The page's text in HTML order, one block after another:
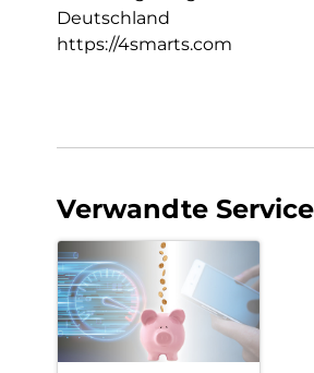
Deutschland
https://4smarts.com
Verwandte